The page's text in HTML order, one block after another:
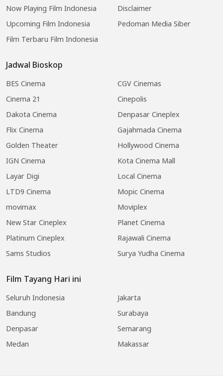
Now Playing Film Indonesia
Upcoming Film Indonesia
Film Terbaru Film Indonesia
Jadwal Bioskop
BES Cinema
CGV Cinemas
Cinema 21
Cinepolis
Dakota Cinema
Denpasar Cineplex
Flix Cinema
Gajahmada Cinema
Golden Theater
Hollywood Cinema
IGN Cinema
Kota Cinema Mall
Layar Digi
Local Cinema
LTD9 Cinema
Mopic Cinema
movimax
Moviplex
New Star Cineplex
Planet Cinema
Platinum Cineplex
Rajawali Cinema
Sams Studios
Surya Yudha Cinema
Film Tayang Hari ini
Seluruh Indonesia
Jakarta
Bandung
Surabaya
Denpasar
Semarang
Medan
Makassar
Disclaimer
Pedoman Media Siber